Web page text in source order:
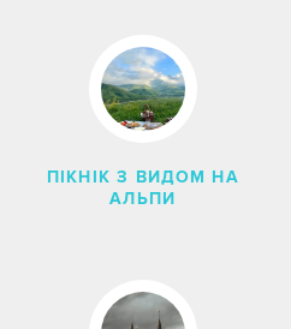
ПІКНІК З ВИДОМ НА
АЛЬПИ